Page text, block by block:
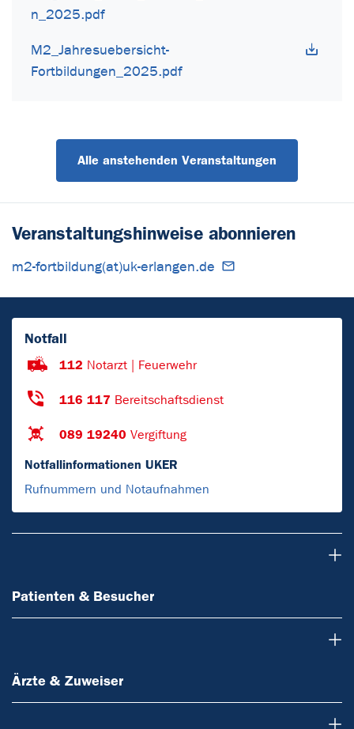
n_2025.pdf
M2_Jahresuebersicht-
Fortbildungen_2025.pdf
Alle anstehenden Veranstaltungen
Veranstaltungshinweise abonnieren
m2-fortbildung(at)uk-erlangen.de
Notfall
112 Notarzt | Feuerwehr
116 117 Bereitschaftsdienst
089 19240 Vergiftung
Notfallinformationen UKER
Rufnummern und Notaufnahmen
Patienten & Besucher
Ärzte & Zuweiser